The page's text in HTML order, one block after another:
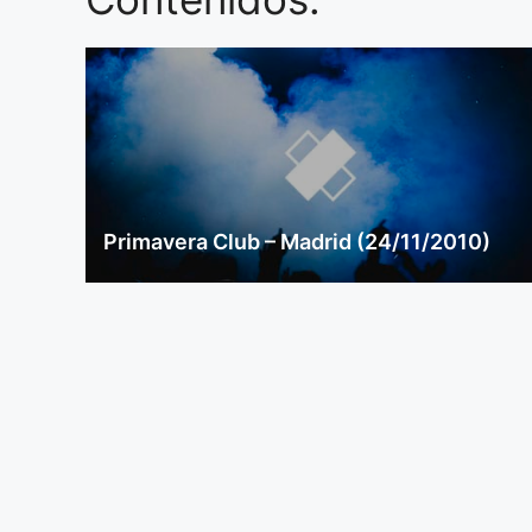
Primavera Club – Madrid (24/11/2010)